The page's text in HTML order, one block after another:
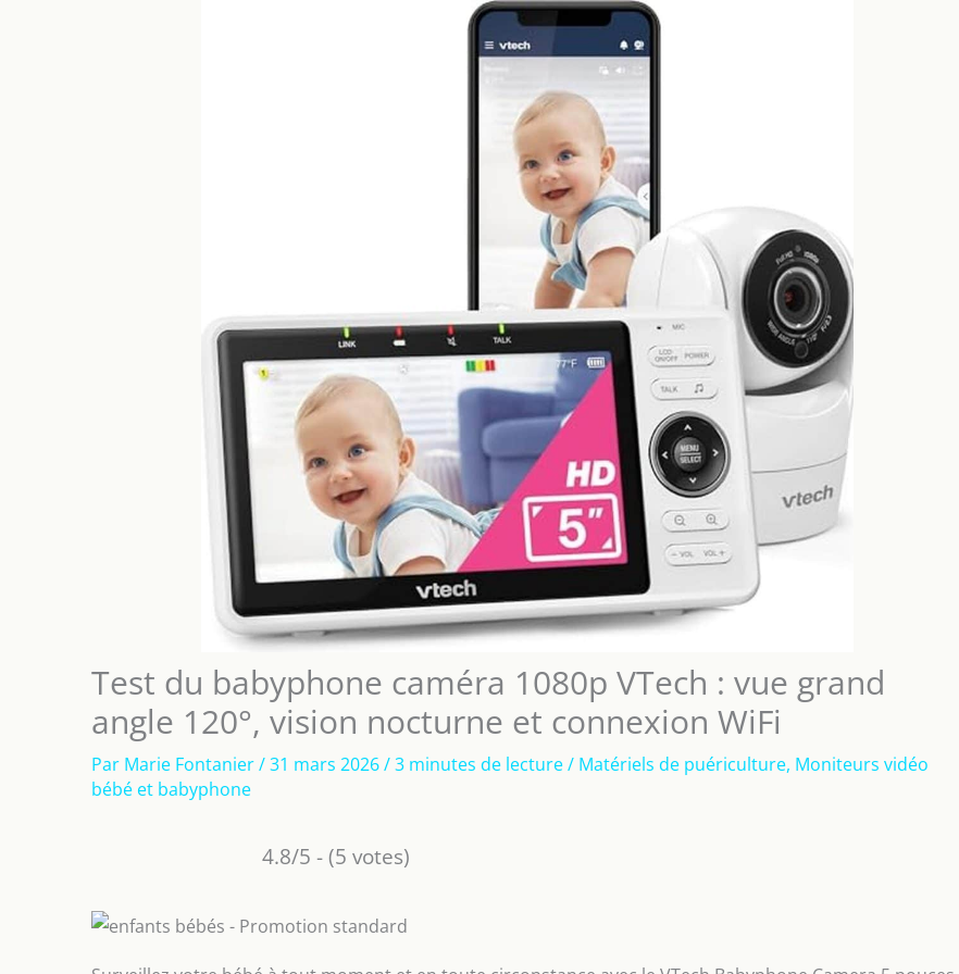
Test du babyphone caméra 1080p VTech : vue grand
angle 120°, vision nocturne et connexion WiFi
Par Marie Fontanier/31 mars 2026/3 minutes de lecture/ Matériels de puériculture, Moniteurs vidéo
bébé et babyphone
4.8/5 - (5 votes)